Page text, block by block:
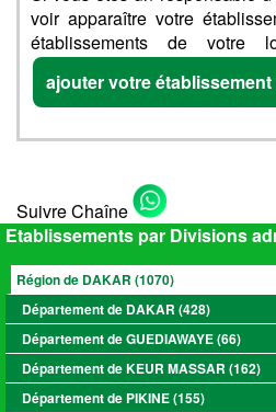
voir apparaître votre
établissements de votre
ajouter votre établissement
Suivre Chaîne
Etablissements par Divisions
Région de DAKAR (1070)
Département de DAKAR (428)
Département de GUEDIAWAYE (66)
Département de KEUR MASSAR (162)
Département de PIKINE (155)